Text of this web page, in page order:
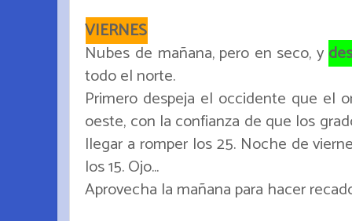
VIERNES
Nubes de mañana, pero en seco, y
todo el norte.
Primero despeja el occidente que el
oeste, con la confianza de que los
llegar a romper los 25. Noche de
los 15. Ojo...
Aprovecha la mañana para hacer